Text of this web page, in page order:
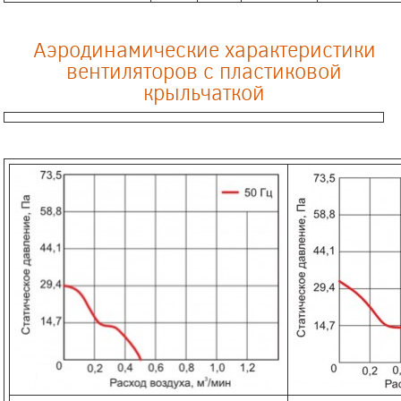
Аэродинамические характеристики
вентиляторов с пластиковой
крыльчаткой